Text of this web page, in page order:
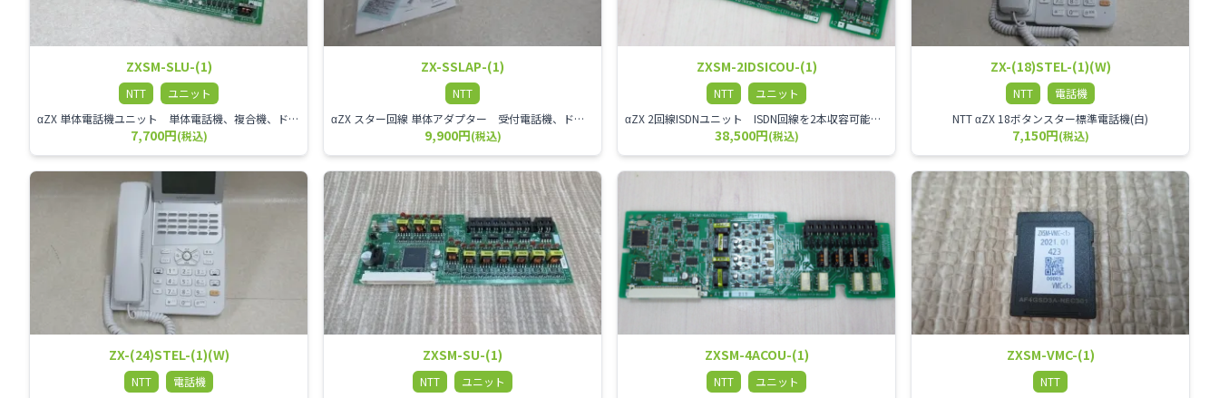
ZXSM-SLU-(1)
NTT
ユニット
αZX 単体電話機ユニット 単体電話機、複合機、ドアホン等、 2台分収容可能にするユニット
7,700円(税込)
ZX-SSLAP-(1)
NTT
αZX スター回線 単体アダプター 受付電話機、ドアホン、FAX等を1台収容できる装置です。
9,900円(税込)
ZXSM-2IDSICOU-(1)
NTT
ユニット
αZX 2回線ISDNユニット ISDN回線を2本収容可能です。
38,500円(税込)
ZX-(18)STEL-(1)(W)
NTT
電話機
NTT αZX 18ボタンスター標準電話機(白)
7,150円(税込)
ZX-(24)STEL-(1)(W)
NTT
電話機
ZXSM-SU-(1)
NTT
ユニット
ZXSM-4ACOU-(1)
NTT
ユニット
ZXSM-VMC-(1)
NTT